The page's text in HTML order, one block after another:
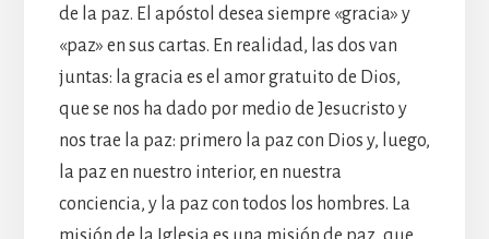
de la paz. El apóstol desea siempre «gracia» y
«paz» en sus cartas. En realidad, las dos van
juntas: la gracia es el amor gratuito de Dios,
que se nos ha dado por medio de Jesucristo y
nos trae la paz: primero la paz con Dios y, luego,
la paz en nuestro interior, en nuestra
conciencia, y la paz con todos los hombres. La